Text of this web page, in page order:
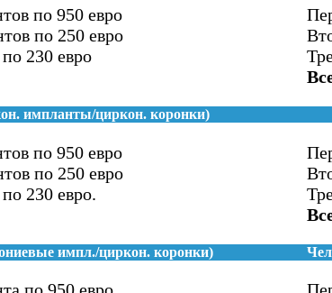
по 950 евро
по 250 евро
230 евро
импланты/циркон. коронки)
по 950 евро
по 250 евро
230 евро.
импл./циркон. коронки)